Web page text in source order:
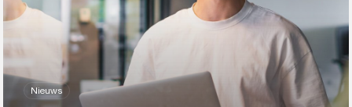
Nieuws